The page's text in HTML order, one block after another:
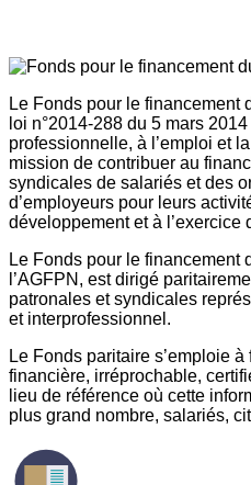
Le Fonds pour le financement
loi n°2014-288 du 5 mars
professionnelle, à l’emploi et
mission de contribuer au
syndicales de salariés et des
d’employeurs pour leurs
développement et à l’exercice
Le Fonds pour le financement
l’AGFPN, est dirigé
patronales et syndicales
et interprofessionnel.
Le Fonds paritaire s’emploie
financière, irréprochable,
lieu de référence où cette
plus grand nombre, salariés,